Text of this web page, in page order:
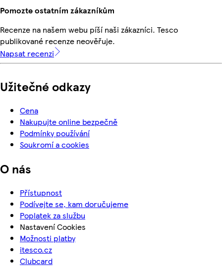
Pomozte ostatním zákazníkům
Recenze na našem webu píší naši zákazníci. Tesco
publikované recenze neověřuje.
Napsat recenzi
Užitečné odkazy
Cena
Nakupujte online bezpečně
Podmínky používání
Soukromí a cookies
O nás
Přístupnost
Podívejte se, kam doručujeme
Poplatek za službu
Nastavení Cookies
Možnosti platby
itesco.cz
Clubcard